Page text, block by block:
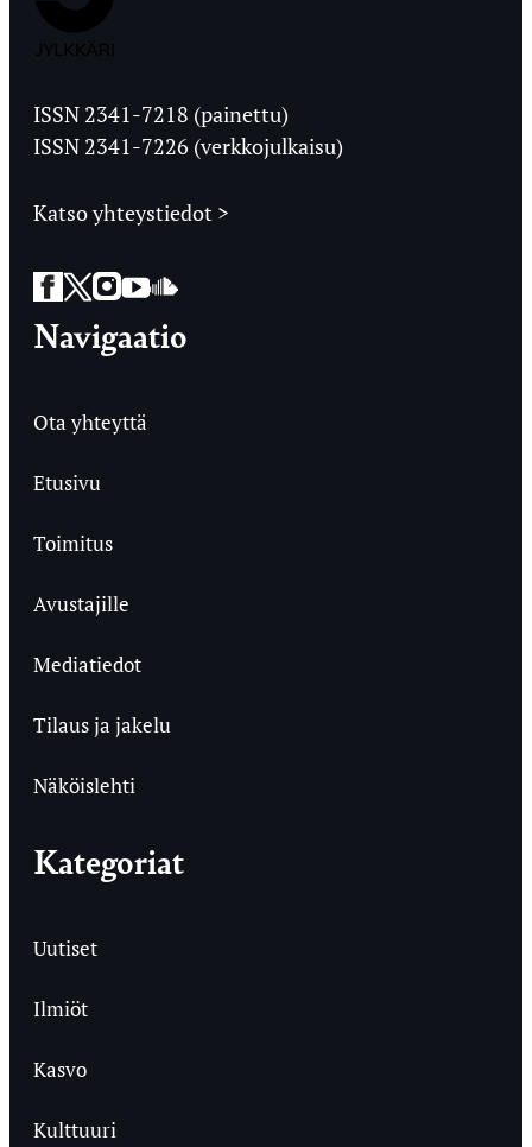
Ylioppilaslehti
ISSN 2341-7218 (painettu)
ISSN 2341-7226 (verkkojulkaisu)
Katso yhteystiedot >
Facebook
Twitter
Instagram
YouTube
SoundCloud
Navigaatio
Ota yhteyttä
Etusivu
Toimitus
Avustajille
Mediatiedot
Tilaus ja jakelu
Näköislehti
Kategoriat
Uutiset
Ilmiöt
Kasvo
Kulttuuri